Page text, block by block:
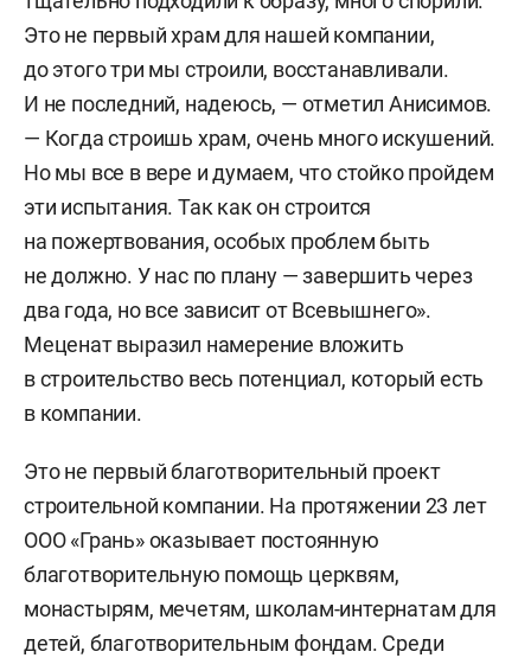
Это не первый храм для нашей компании,
до этого три мы строили, восстанавливали.
И не последний, надеюсь, — отметил Анисимов.
— Когда строишь храм, очень много искушений.
Но мы все в вере и думаем, что стойко пройдем
эти испытания. Так как он строится
на пожертвования, особых проблем быть
не должно. У нас по плану — завершить через
два года, но все зависит от Всевышнего».
Меценат выразил намерение вложить
в строительство весь потенциал, который есть
в компании.
Это не первый благотворительный проект
строительной компании. На протяжении 23 лет
ООО «Грань» оказывает постоянную
благотворительную помощь церквям,
монастырям, мечетям, школам-интернатам для
детей, благотворительным фондам. Среди